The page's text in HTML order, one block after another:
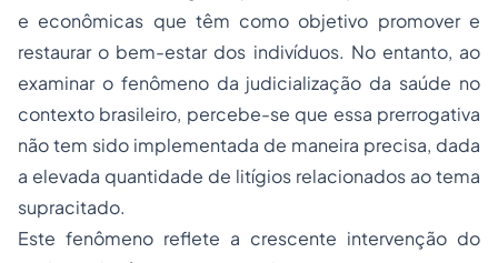
e econômicas que têm como objetivo promover e
restaurar o bem-estar dos indivíduos. No entanto, ao
examinar o fenômeno da judicialização da saúde no
contexto brasileiro, percebe-se que essa prerrogativa
não tem sido implementada de maneira precisa, dada
a elevada quantidade de litígios relacionados ao tema
supracitado.
Este fenômeno reflete a crescente intervenção do